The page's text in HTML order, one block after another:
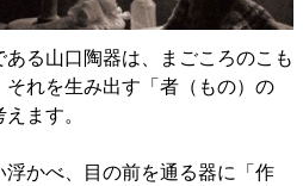
る山口陶器は、まごころのこも
れを生み出す「者（もの）の
ます。
かべ、目の前を通る器に「作